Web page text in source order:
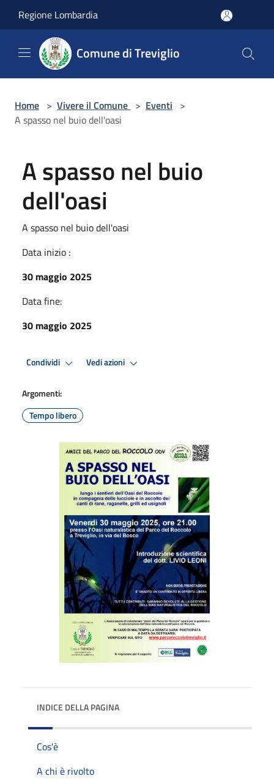
Regione Lombardia
Comune di Treviglio
Home > Vivere il Comune > Eventi >
A spasso nel buio dell'oasi
A spasso nel buio
dell'oasi
A spasso nel buio dell'oasi
Data inizio :
30 maggio 2025
Data fine:
30 maggio 2025
Condividi Vedi azioni
Argomenti:
Tempo libero
INDICE DELLA PAGINA
Cos'è
A chi è rivolto